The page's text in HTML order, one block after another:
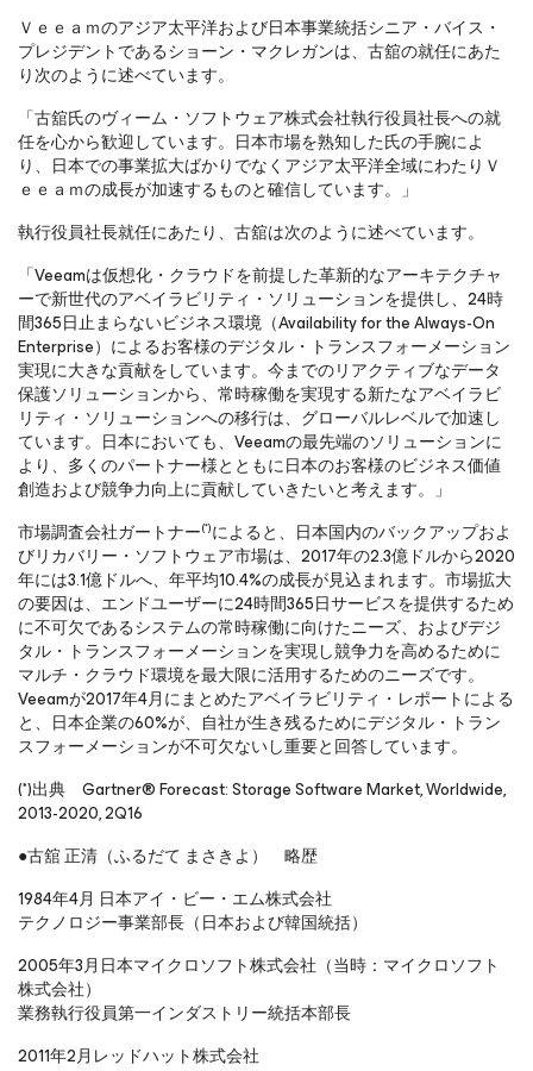
Ｖｅｅａｍのアジア太平洋および日本事業統括シニア・バイス・
プレジデントであるショーン・マクレガンは、古舘の就任にあた
り次のように述べています。
「古舘氏のヴィーム・ソフトウェア株式会社執行役員社長への就
任を心から歓迎しています。日本市場を熟知した氏の手腕によ
り、日本での事業拡大ばかりでなくアジア太平洋全域にわたりＶ
ｅｅａｍの成長が加速するものと確信しています。」
執行役員社長就任にあたり、古舘は次のように述べています。
「Veeamは仮想化・クラウドを前提した革新的なアーキテクチャ
ーで新世代のアベイラビリティ・ソリューションを提供し、24時
間365日止まらないビジネス環境（Availability for the Always-On
Enterprise）によるお客様のデジタル・トランスフォーメーション
実現に大きな貢献をしています。今までのリアクティブなデータ
保護ソリューションから、常時稼働を実現する新たなアベイラビ
リティ・ソリューションへの移行は、グローバルレベルで加速し
ています。日本においても、Veeamの最先端のソリューションに
より、多くのパートナー様とともに日本のお客様のビジネス価値
創造および競争力向上に貢献していきたいと考えます。」
市場調査会社ガートナー(*)によると、日本国内のバックアップおよ
びリカバリー・ソフトウェア市場は、2017年の2.3億ドルから2020
年には3.1億ドルへ、年平均10.4%の成長が見込まれます。市場拡大
の要因は、エンドユーザーに24時間365日サービスを提供するため
に不可欠であるシステムの常時稼働に向けたニーズ、およびデジ
タル・トランスフォーメーションを実現し競争力を高めるために
マルチ・クラウド環境を最大限に活用するためのニーズです。
Veeamが2017年4月にまとめたアベイラビリティ・レポートによる
と、日本企業の60%が、自社が生き残るためにデジタル・トラン
スフォーメーションが不可欠ないし重要と回答しています。
(*)出典 Gartner® Forecast: Storage Software Market, Worldwide,
2013-2020, 2Q16
●古舘 正清（ふるだて まさきよ） 略歴
1984年4月 日本アイ・ビー・エム株式会社
テクノロジー事業部長（日本および韓国統括）
2005年3月日本マイクロソフト株式会社（当時：マイクロソフト
株式会社）
業務執行役員第一インダストリー統括本部長
2011年2月レッドハット株式会社